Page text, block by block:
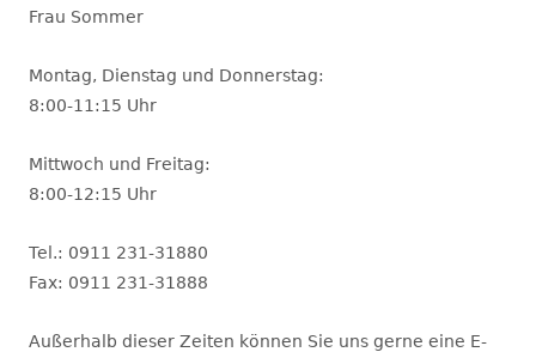
Frau Sommer
Montag, Dienstag und Donnerstag:
8:00-11:15 Uhr
Mittwoch und Freitag:
8:00-12:15 Uhr
Tel.: 0911 231-31880
Fax: 0911 231-31888
Außerhalb dieser Zeiten können Sie uns gerne eine E-